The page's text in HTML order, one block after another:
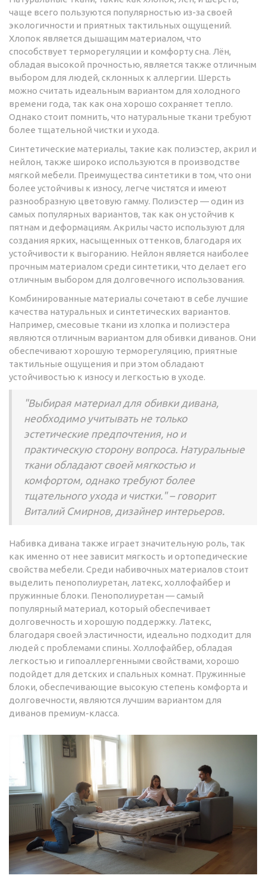
чаще всего пользуются популярностью из-за своей
экологичности и приятных тактильных ощущений.
Хлопок является дышащим материалом, что
способствует терморегуляции и комфорту сна. Лён,
обладая высокой прочностью, является также отличным
выбором для людей, склонных к аллергии. Шерсть
можно считать идеальным вариантом для холодного
времени года, так как она хорошо сохраняет тепло.
Однако стоит помнить, что натуральные ткани требуют
более тщательной чистки и ухода.
Синтетические материалы, такие как полиэстер, акрил и
нейлон, также широко используются в производстве
мягкой мебели. Преимущества синтетики в том, что они
более устойчивы к износу, легче чистятся и имеют
разнообразную цветовую гамму. Полиэстер — один из
самых популярных вариантов, так как он устойчив к
пятнам и деформациям. Акрилы часто используют для
создания ярких, насыщенных оттенков, благодаря их
устойчивости к выгоранию. Нейлон является наиболее
прочным материалом среди синтетики, что делает его
отличным выбором для долговечного использования.
Комбинированные материалы сочетают в себе лучшие
качества натуральных и синтетических вариантов.
Например, смесовые ткани из хлопка и полиэстера
являются отличным вариантом для обивки диванов. Они
обеспечивают хорошую терморегуляцию, приятные
тактильные ощущения и при этом обладают
устойчивостью к износу и легкостью в уходе.
"Выбирая материал для обивки дивана,
необходимо учитывать не только
эстетические предпочтения, но и
практическую сторону вопроса. Натуральные
ткани обладают своей мягкостью и
комфортом, однако требуют более
тщательного ухода и чистки." – говорит
Виталий Смирнов, дизайнер интерьеров.
Набивка дивана также играет значительную роль, так
как именно от нее зависит мягкость и ортопедические
свойства мебели. Среди набивочных материалов стоит
выделить пенополиуретан, латекс, холлофайбер и
пружинные блоки. Пенополиуретан — самый
популярный материал, который обеспечивает
долговечность и хорошую поддержку. Латекс,
благодаря своей эластичности, идеально подходит для
людей с проблемами спины. Холлофайбер, обладая
легкостью и гипоаллергенными свойствами, хорошо
подойдет для детских и спальных комнат. Пружинные
блоки, обеспечивающие высокую степень комфорта и
долговечности, являются лучшим вариантом для
диванов премиум-класса.